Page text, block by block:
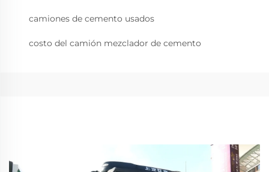
camiones de cemento usados
costo del camión mezclador de cemento